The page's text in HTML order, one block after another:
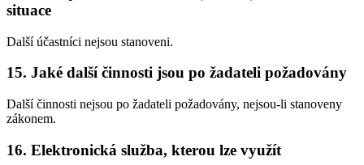
situace
Další účastníci nejsou stanoveni.
15. Jaké další činnosti jsou po žadateli požadovány
Další činnosti nejsou po žadateli požadovány, nejsou-li stanoveny
zákonem.
16. Elektronická služba, kterou lze využít